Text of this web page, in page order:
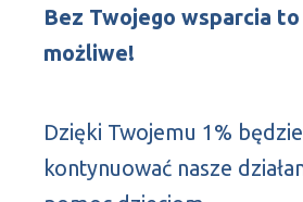
Bez Twojego wsparcia to
możliwe!
Dzięki Twojemu 1%
kontynuować nasze